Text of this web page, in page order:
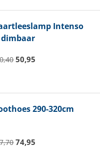
Intenso
dimbaar
50,95
290-320cm
74,95